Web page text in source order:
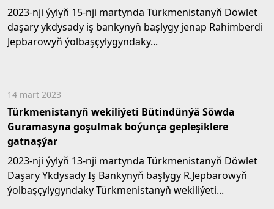
2023-nji ýylyň 15-nji martynda Türkmenistanyň Döwlet
daşary ykdysady iş bankynyň başlygy jenap Rahimberdi
Jepbarowyň ýolbaşçylygyndaky...
14 mart 2023
Türkmenistanyň wekiliýeti Bütindünýä Söwda
Guramasyna goşulmak boýunça gepleşiklere
gatnaşýar
2023-nji ýylyň 13-nji martynda Türkmenistanyň Döwlet
Daşary Ykdysady Iş Bankynyň başlygy R.Jepbarowyň
ýolbaşçylygyndaky Türkmenistanyň wekiliýeti...